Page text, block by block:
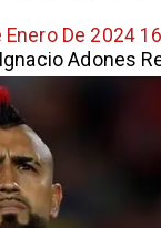
Enero De 2024
Adones